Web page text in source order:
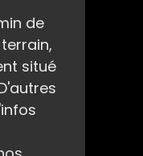
de
situé